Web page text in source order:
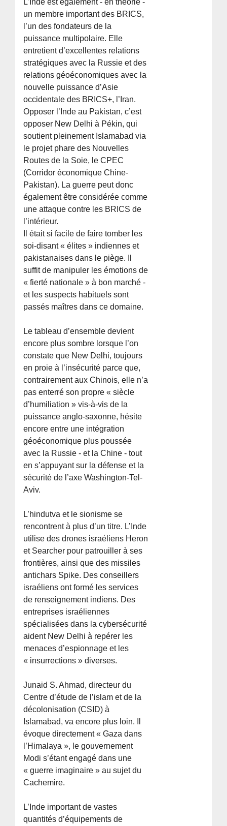
un membre important des BRICS,
l’un des fondateurs de la
puissance multipolaire. Elle
entretient d’excellentes relations
stratégiques avec la Russie et des
relations géoéconomiques avec la
nouvelle puissance d’Asie
occidentale des BRICS+, l’Iran.
Opposer l’Inde au Pakistan, c’est
opposer New Delhi à Pékin, qui
soutient pleinement Islamabad via
le projet phare des Nouvelles
Routes de la Soie, le CPEC
(Corridor économique Chine-
Pakistan). La guerre peut donc
également être considérée comme
une attaque contre les BRICS de
l’intérieur.
Il était si facile de faire tomber les
soi-disant « élites » indiennes et
pakistanaises dans le piège. Il
suffit de manipuler les émotions de
« fierté nationale » à bon marché -
et les suspects habituels sont
passés maîtres dans ce domaine.
Le tableau d’ensemble devient
encore plus sombre lorsque l’on
constate que New Delhi, toujours
en proie à l’insécurité parce que,
contrairement aux Chinois, elle n’a
pas enterré son propre « siècle
d’humiliation » vis-à-vis de la
puissance anglo-saxonne, hésite
encore entre une intégration
géoéconomique plus poussée
avec la Russie - et la Chine - tout
en s’appuyant sur la défense et la
sécurité de l’axe Washington-Tel-
Aviv.
L’hindutva et le sionisme se
rencontrent à plus d’un titre. L’Inde
utilise des drones israéliens Heron
et Searcher pour patrouiller à ses
frontières, ainsi que des missiles
antichars Spike. Des conseillers
israéliens ont formé les services
de renseignement indiens. Des
entreprises israéliennes
spécialisées dans la cybersécurité
aident New Delhi à repérer les
menaces d’espionnage et les
« insurrections » diverses.
Junaid S. Ahmad, directeur du
Centre d’étude de l’islam et de la
décolonisation (CSID) à
Islamabad, va encore plus loin. Il
évoque directement « Gaza dans
l’Himalaya », le gouvernement
Modi s’étant engagé dans une
« guerre imaginaire » au sujet du
Cachemire.
L’Inde important de vastes
quantités d’équipements de